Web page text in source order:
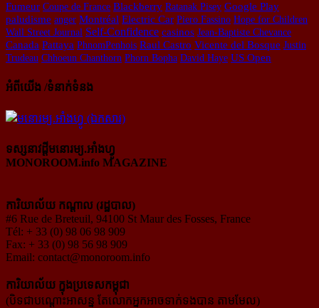
Fumeur Coupe de France Blackberry Ratanak Pisey Google Play
paludisme anger Montréal Electric Car Piero Fassino Hope for Children
Wall Street Journal Self-Confidence casinos Jean-Baptiste Chevance
Canada Pattaya PhnomPenhois Raul Castro Vicente del Bosque Justin
Trudeau Chhoeun Chanthorn Phorn Bopha David Haye US Open
អំពីយើង /ទំនាក់ទំនង
ទស្សនាវដ្ដីមនោរម្យ.អាំងហ្វូ
MONOROOM.info MAGAZINE
ការិយាល័យ កណ្ដាល (រដ្ឋបាល)
#6 Rue de Breteuil, 94100 St Maur des Fosses, France
Tél: + 33 (0) 98 06 98 909
Fax: + 33 (0) 98 56 98 909
Email: contact@monoroom.info
ការិយាល័យ ក្នុង​ប្រទេស​កម្ពុជា
(បិទជាបណ្ដោះអាសន្ន តែលោកអ្នកអាចទាក់ទងបាន តាមមែល)